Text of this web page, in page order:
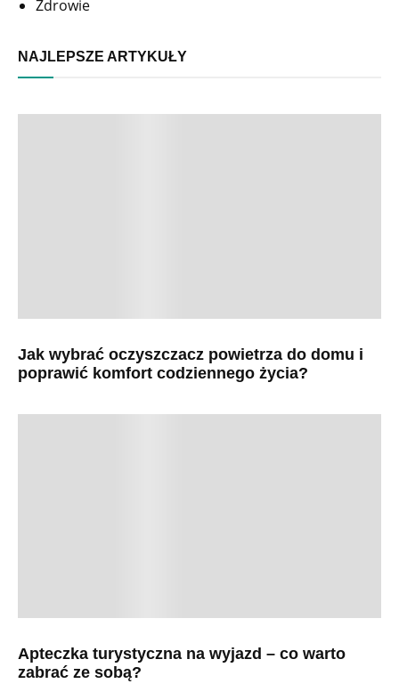
Zdrowie
NAJLEPSZE ARTYKUŁY
Jak wybrać oczyszczacz powietrza do domu i
poprawić komfort codziennego życia?
Apteczka turystyczna na wyjazd – co warto
zabrać ze sobą?